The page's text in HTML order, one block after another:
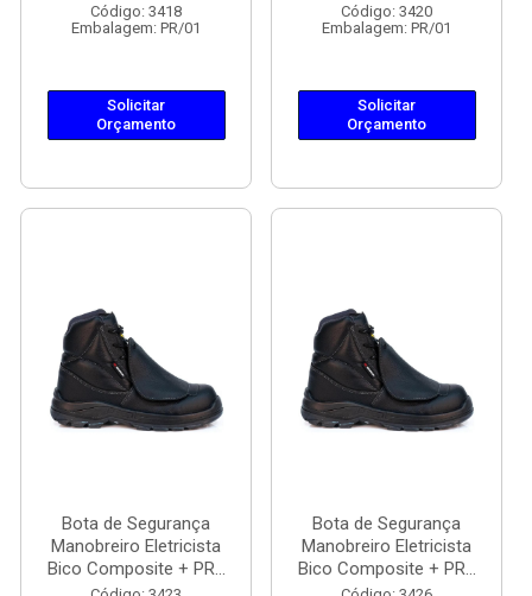
Código: 3418
Embalagem: PR/01
Solicitar
Orçamento
Código: 3420
Embalagem: PR/01
Solicitar
Orçamento
Bota de Segurança
Manobreiro Eletricista
Bico Composite + PR...
Bota de Segurança
Manobreiro Eletricista
Bico Composite + PR...